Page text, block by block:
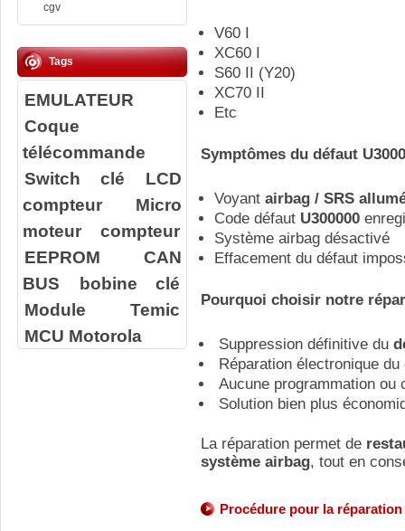
cgv
Tags
EMULATEUR
Coque
télécommande
Switch clé
LCD
compteur
Micro
moteur compteur
EEPROM
CAN
BUS
bobine clé
Module Temic
MCU Motorola
V60 I
XC60 I
S60 II (Y20)
XC70 II
Etc
Symptômes du défaut
Voyant airbag / SRS
Code défaut U300000
Système airbag désactivé
Effacement du défaut
Pourquoi choisir notre
Suppression définitive du
Réparation électronique du
Aucune programmation ou
Solution bien plus
La réparation permet de
système airbag, tout en
Procédure pour la